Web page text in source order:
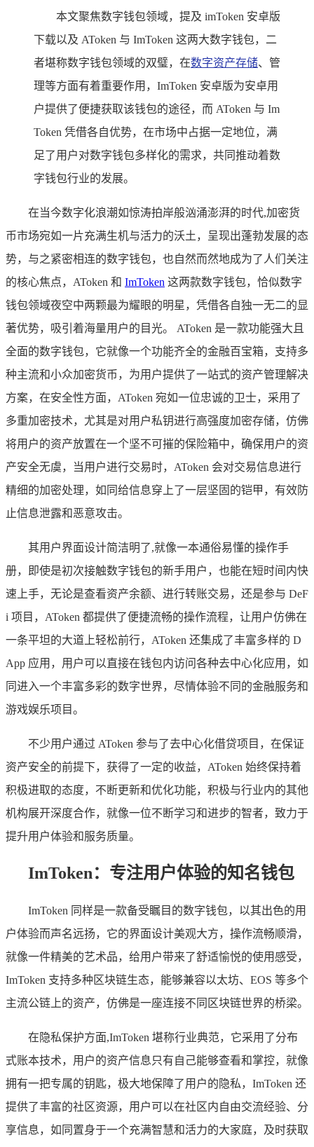
本文聚焦数字钱包领域，提及 imToken 安卓版
下载以及 AToken 与 ImToken 这两大数字钱包，二
者堪称数字钱包领域的双璧，在数字资产存储、管
理等方面有着重要作用，ImToken 安卓版为安卓用
户提供了便捷获取该钱包的途径，而 AToken 与 Im
Token 凭借各自优势，在市场中占据一定地位，满
足了用户对数字钱包多样化的需求，共同推动着数
字钱包行业的发展。
在当今数字化浪潮如惊涛拍岸般汹涌澎湃的时代,加密货
币市场宛如一片充满生机与活力的沃土，呈现出蓬勃发展的态
势，与之紧密相连的数字钱包，也自然而然地成为了人们关注
的核心焦点，AToken 和 ImToken 这两款数字钱包，恰似数字
钱包领域夜空中两颗最为耀眼的明星，凭借各自独一无二的显
著优势，吸引着海量用户的目光。 AToken 是一款功能强大且
全面的数字钱包，它就像一个功能齐全的金融百宝箱，支持多
种主流和小众加密货币，为用户提供了一站式的资产管理解决
方案，在安全性方面，AToken 宛如一位忠诚的卫士，采用了
多重加密技术，尤其是对用户私钥进行高强度加密存储，仿佛
将用户的资产放置在一个坚不可摧的保险箱中，确保用户的资
产安全无虞，当用户进行交易时，AToken 会对交易信息进行
精细的加密处理，如同给信息穿上了一层坚固的铠甲，有效防
止信息泄露和恶意攻击。
其用户界面设计简洁明了,就像一本通俗易懂的操作手
册，即使是初次接触数字钱包的新手用户，也能在短时间内快
速上手，无论是查看资产余额、进行转账交易，还是参与 DeF
i 项目，AToken 都提供了便捷流畅的操作流程，让用户仿佛在
一条平坦的大道上轻松前行，AToken 还集成了丰富多样的 D
App 应用，用户可以直接在钱包内访问各种去中心化应用，如
同进入一个丰富多彩的数字世界，尽情体验不同的金融服务和
游戏娱乐项目。
不少用户通过 AToken 参与了去中心化借贷项目，在保证
资产安全的前提下，获得了一定的收益，AToken 始终保持着
积极进取的态度，不断更新和优化功能，积极与行业内的其他
机构展开深度合作，就像一位不断学习和进步的智者，致力于
提升用户体验和服务质量。
ImToken：专注用户体验的知名钱包
ImToken 同样是一款备受瞩目的数字钱包，以其出色的用
户体验而声名远扬，它的界面设计美观大方，操作流畅顺滑，
就像一件精美的艺术品，给用户带来了舒适愉悦的使用感受，
ImToken 支持多种区块链生态，能够兼容以太坊、EOS 等多个
主流公链上的资产，仿佛是一座连接不同区块链世界的桥梁。
在隐私保护方面,ImToken 堪称行业典范，它采用了分布
式账本技术，用户的资产信息只有自己能够查看和掌控，就像
拥有一把专属的钥匙，极大地保障了用户的隐私，ImToken 还
提供了丰富的社区资源，用户可以在社区内自由交流经验、分
享信息，如同置身于一个充满智慧和活力的大家庭，及时获取